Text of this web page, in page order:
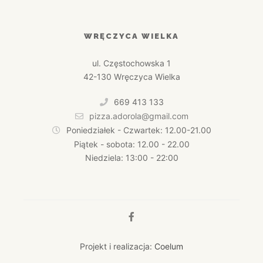
WRĘCZYCA WIELKA
ul. Częstochowska 1
42-130 Wręczyca Wielka
669 413 133
pizza.adorola@gmail.com
Poniedziałek - Czwartek: 12.00-21.00
Piątek - sobota: 12.00 - 22.00
Niedziela: 13:00 - 22:00
Projekt i realizacja: Coelum